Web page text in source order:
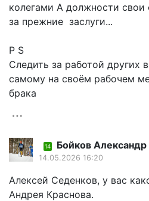
колегами А должности свои
за прежние заслуги...
P S
Следить за работой других
самому на своём рабочем
брака
14 Бойков Александр
14.05.2026 16:20
Алексей Седенков, у вас
Андрея Краснова.